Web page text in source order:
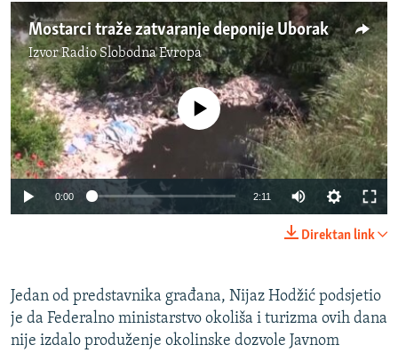
Mostarci traže zatvaranje deponije Uborak
IzvorRadio Slobodna Evropa
No media source currently available
0:00 2:11
Direktan link
Jedan od predstavnika građana, Nijaz Hodžić podsjetio
je da Federalno ministarstvo okoliša i turizma ovih dana
nije izdalo produženje okolinske dozvole Javnom